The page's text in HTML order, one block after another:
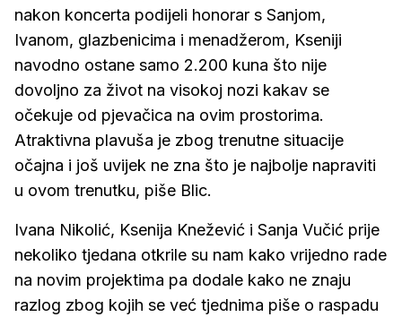
nakon koncerta podijeli honorar s Sanjom,
Ivanom, glazbenicima i menadžerom, Kseniji
navodno ostane samo 2.200 kuna što nije
dovoljno za život na visokoj nozi kakav se
očekuje od pjevačica na ovim prostorima.
Atraktivna plavuša je zbog trenutne situacije
očajna i još uvijek ne zna što je najbolje napraviti
u ovom trenutku, piše Blic.
Ivana Nikolić, Ksenija Knežević i Sanja Vučić prije
nekoliko tjedana otkrile su nam kako vrijedno rade
na novim projektima pa dodale kako ne znaju
razlog zbog kojih se već tjednima piše o raspadu